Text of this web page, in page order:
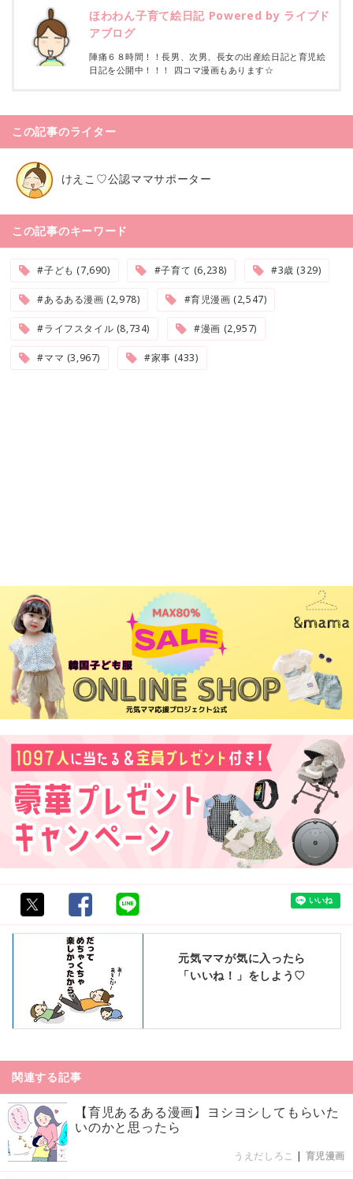
ほわわん子育て絵日記 Powered by ライブド
アブログ
陣痛６８時間！！長男、次男、長女の出産絵日記と育児絵
日記を公開中！！！ 四コマ漫画もあります☆
この記事のライター
けえこ♡公認ママサポーター
この記事のキーワード
#子ども (7,690) #子育て (6,238) #3歳 (329)
#あるある漫画 (2,978) #育児漫画 (2,547)
#ライフスタイル (8,734) #漫画 (2,957)
#ママ (3,967) #家事 (433)
元気ママが気に入ったら
「いいね！」をしよう♡
関連する記事
【育児あるある漫画】ヨシヨシしてもらいた
いのかと思ったら
うえだしろこ | 育児漫画